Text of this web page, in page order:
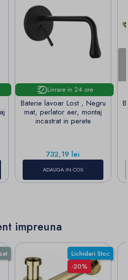
Livrare in 24 ore
Baterie lavoar Lost , Negru
mat, perlator aer, montaj
incastrat in perete
Pret
732,19 lei
ADAUGA IN COS
impreuna
Lichidari Stoc
-20%